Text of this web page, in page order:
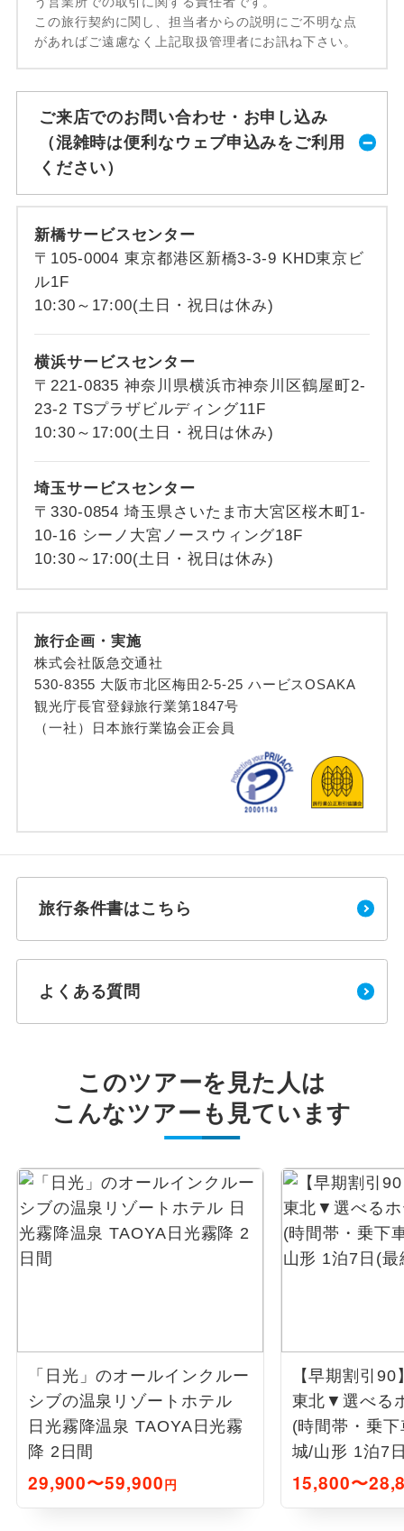
この旅行契約に関し、担当者からの説明にご不明な点
があればご遠慮なく上記取扱管理者にお訊ね下さい。
ご来店でのお問い合わせ・お申し込み
（混雑時は便利なウェブ申込みをご利用
ください）
新橋サービスセンター
〒105-0004 東京都港区新橋3-3-9 KHD東京ビ
ル1F
10:30～17:00(土日・祝日は休み)
横浜サービスセンター
〒221-0835 神奈川県横浜市神奈川区鶴屋町2-
23-2 TSプラザビルディング11F
10:30～17:00(土日・祝日は休み)
埼玉サービスセンター
〒330-0854 埼玉県さいたま市大宮区桜木町1-
10-16 シーノ大宮ノースウィング18F
10:30～17:00(土日・祝日は休み)
旅行企画・実施
株式会社阪急交通社
530-8355 大阪市北区梅田2-5-25 ハービスOSAKA
観光庁長官登録旅行業第1847号
（一社）日本旅行業協会正会員
旅行条件書はこちら
よくある質問
このツアーを見た人は
こんなツアーも見ています
「日光」のオールインクルー
シブの温泉リゾートホテル
日光霧降温泉 TAOYA日光霧
降 2日間
29,900〜59,900円
【早期割引
東北▼選べる
(時間帯・乗
城/山形 1泊7
15,800〜